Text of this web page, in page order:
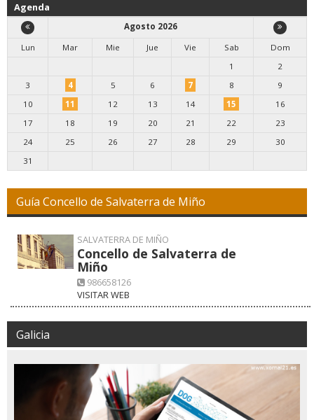
Agenda
Agosto 2026
Lun
Mar Mie Jue Vie Sab
Dom
1
2
3
4 5 6 7 8
9
10
11 12 13 14 15
16
17
18 19 20 21 22
23
24
25 26 27 28 29
30
31
Guía Concello de Salvaterra de Miño
SALVATERRA DE MIÑO
Concello de Salvaterra de
Miño
986658126
VISITAR WEB
Galicia